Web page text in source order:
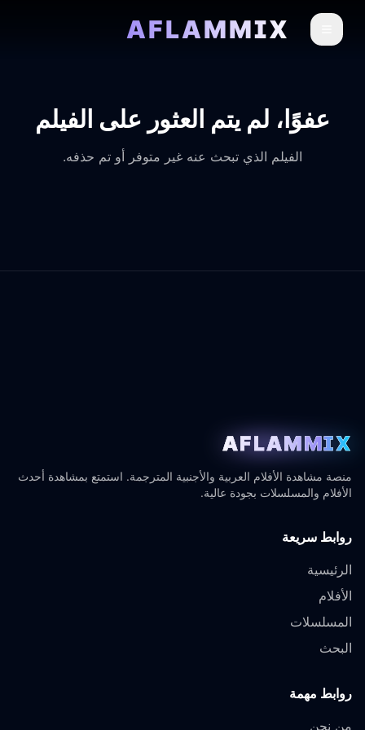
AFLAMMIX
عفوًا، لم يتم العثور على الفيلم
الفيلم الذي تبحث عنه غير متوفر أو تم حذفه.
AFLAMMIX
منصة مشاهدة الأفلام العربية والأجنبية المترجمة. استمتع بمشاهدة أحدث
الأفلام والمسلسلات بجودة عالية.
روابط سريعة
الرئيسية
الأفلام
المسلسلات
البحث
روابط مهمة
من نحن